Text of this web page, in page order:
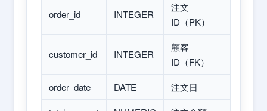
order_id INTEGER
注文
ID（PK）
customer_id INTEGER
顧客
ID（FK）
order_date
DATE
注文日